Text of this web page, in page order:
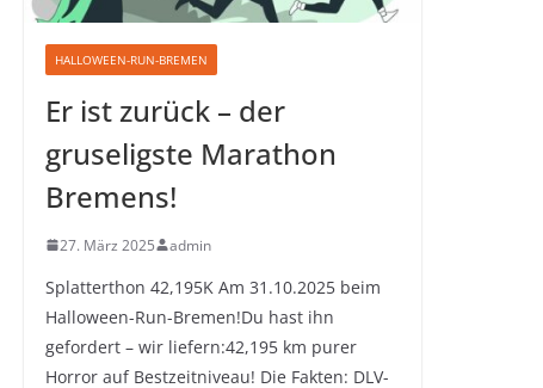
HALLOWEEN-RUN-BREMEN
Er ist zurück – der
gruseligste Marathon
Bremens!
27. März 2025 admin
Splatterthon 42,195K Am 31.10.2025 beim
Halloween-Run-Bremen!Du hast ihn
gefordert – wir liefern:42,195 km purer
Horror auf Bestzeitniveau! Die Fakten: DLV-